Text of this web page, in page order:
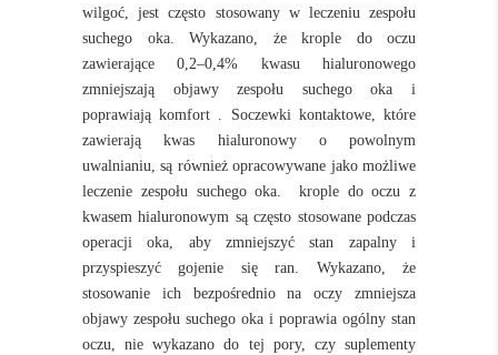
wilgoć, jest często stosowany w leczeniu zespołu
suchego oka. Wykazano, że krople do oczu
zawierające 0,2–0,4% kwasu hialuronowego
zmniejszają objawy zespołu suchego oka i
poprawiają komfort . Soczewki kontaktowe, które
zawierają kwas hialuronowy o powolnym
uwalnianiu, są również opracowywane jako możliwe
leczenie zespołu suchego oka.
krople do oczu z
kwasem hialuronowym są często stosowane podczas
operacji oka, aby zmniejszyć stan zapalny i
przyspieszyć gojenie się ran. Wykazano, że
stosowanie ich bezpośrednio na oczy zmniejsza
objawy zespołu suchego oka i poprawia ogólny stan
oczu, nie wykazano do tej pory, czy suplementy